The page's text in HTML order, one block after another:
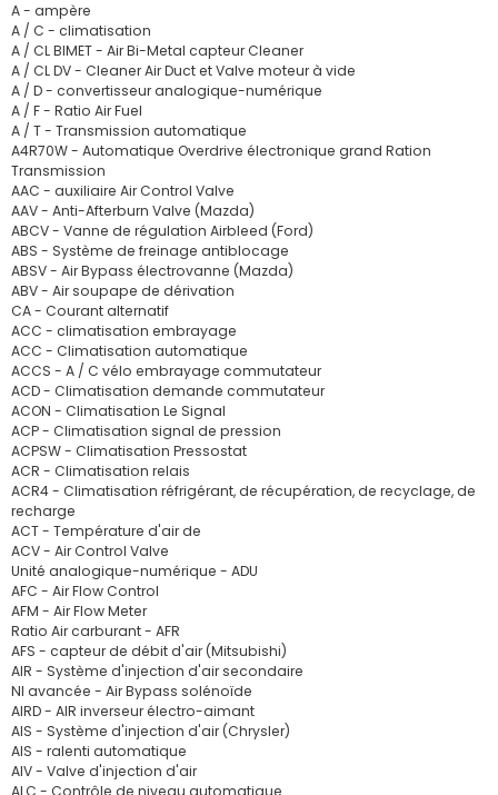
A - ampère
A / C - climatisation
A / CL BIMET - Air Bi-Metal capteur Cleaner
A / CL DV - Cleaner Air Duct et Valve moteur à vide
A / D - convertisseur analogique-numérique
A / F - Ratio Air Fuel
A / T - Transmission automatique
A4R70W - Automatique Overdrive électronique grand Ration
Transmission
AAC - auxiliaire Air Control Valve
AAV - Anti-Afterburn Valve (Mazda)
ABCV - Vanne de régulation Airbleed (Ford)
ABS - Système de freinage antiblocage
ABSV - Air Bypass électrovanne (Mazda)
ABV - Air soupape de dérivation
CA - Courant alternatif
ACC - climatisation embrayage
ACC - Climatisation automatique
ACCS - A / C vélo embrayage commutateur
ACD - Climatisation demande commutateur
ACON - Climatisation Le Signal
ACP - Climatisation signal de pression
ACPSW - Climatisation Pressostat
ACR - Climatisation relais
ACR4 - Climatisation réfrigérant, de récupération, de recyclage, de
recharge
ACT - Température d'air de
ACV - Air Control Valve
Unité analogique-numérique - ADU
AFC - Air Flow Control
AFM - Air Flow Meter
Ratio Air carburant - AFR
AFS - capteur de débit d'air (Mitsubishi)
AIR - Système d'injection d'air secondaire
NI avancée - Air Bypass solénoïde
AIRD - AIR inverseur électro-aimant
AIS - Système d'injection d'air (Chrysler)
AIS - ralenti automatique
AIV - Valve d'injection d'air
ALC - Contrôle de niveau automatique